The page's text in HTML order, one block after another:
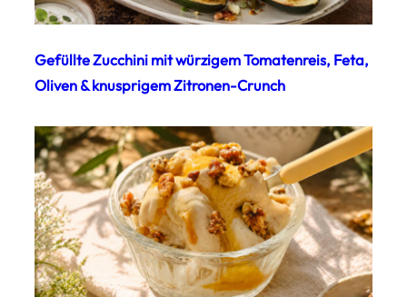
Gefüllte Zucchini mit würzigem Tomatenreis, Feta,
Oliven & knusprigem Zitronen-Crunch